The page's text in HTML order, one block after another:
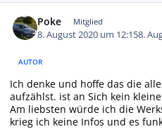
Poke Mitglied
8. August 2020 um 12:158.
AUTOR
Ich denke und hoffe das die
aufzählst. ist an Sich kein
Am liebsten würde ich die
krieg ich keine Infos und es